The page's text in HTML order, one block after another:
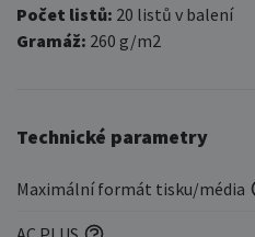
Počet listů: 20 listů v balení
Gramáž: 260 g/m2
Technické parametry
Maximální formát tisku/média